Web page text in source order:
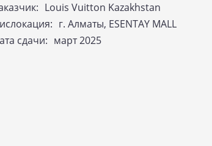
Louis Vuitton Kazakhstan
г. Алматы, ESENTAY MALL
сда­чи: март 2025